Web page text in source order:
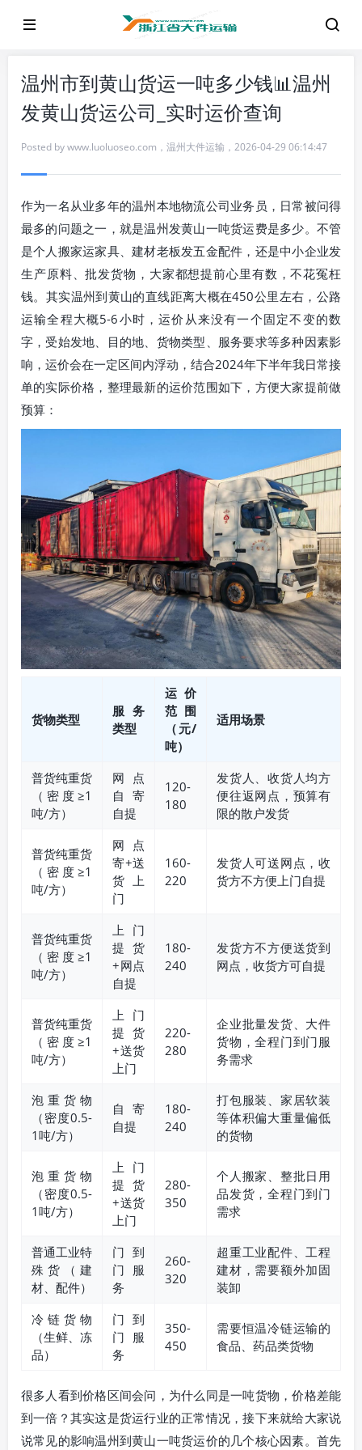
温州市到黄山货运一吨多少钱📊温州
发黄山货运公司_实时运价查询
Posted bywww.luoluoseo.com ， 温州大件运输 ， 2026-04-29 06:14:47
作为一名从业多年的温州本地物流公司业务员，日常被问得
最多的问题之一，就是温州发黄山一吨货运费是多少。不管
是个人搬家运家具、建材老板发五金配件，还是中小企业发
生产原料、批发货物，大家都想提前心里有数，不花冤枉
钱。其实温州到黄山的直线距离大概在450公里左右，公路
运输全程大概5-6小时，运价从来没有一个固定不变的数
字，受始发地、目的地、货物类型、服务要求等多种因素影
响，运价会在一定区间内浮动，结合2024年下半年我日常接
单的实际价格，整理最新的运价范围如下，方便大家提前做
预算：
货物类型
服务
类型
运价
范围
（元/
吨）
适用场景
普货纯重货
（密度≥1
吨/方）
网点
自寄
自提
120-
180
发货人、收货人均方
便往返网点，预算有
限的散户发货
普货纯重货
（密度≥1
吨/方）
网点
寄+送
货上
门
160-
220
发货人可送网点，收
货方不方便上门自提
普货纯重货
（密度≥1
吨/方）
上门
提货
+网点
自提
180-
240
发货方不方便送货到
网点，收货方可自提
普货纯重货
（密度≥1
吨/方）
上门
提货
+送货
上门
220-
280
企业批量发货、大件
货物，全程门到门服
务需求
泡重货物
（密度0.5-
1吨/方）
自寄
自提
180-
240
打包服装、家居软装
等体积偏大重量偏低
的货物
泡重货物
（密度0.5-
1吨/方）
上门
提货
+送货
上门
280-
350
个人搬家、整批日用
品发货，全程门到门
需求
普通工业特
殊货（建
材、配件）
门到
门服
务
260-
320
超重工业配件、工程
建材，需要额外加固
装卸
冷链货物
（生鲜、冻
品）
门到
门服
务
350-
450
需要恒温冷链运输的
食品、药品类货物
很多人看到价格区间会问，为什么同是一吨货物，价格差能
到一倍？其实这是货运行业的正常情况，接下来就给大家说
说常见的影响温州到黄山一吨货运价的几个核心因素。首先